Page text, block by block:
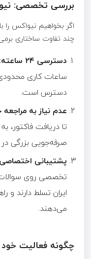
بررسی تخصصی:
اگر بخواهیم نیواکس
چند تفاوت ساختاری
دسترسی ۲۴ ساعته:
ساعات کاری
دسترس است.
عدم نیاز به
تا دریافت فاکتور،
صرفه‌جویی بزرگی
پشتیبانی اختصاصی
تخصصی روی سوالات
ایران تسلط دارند و
می‌دهند.
چگونه فعالیت خود